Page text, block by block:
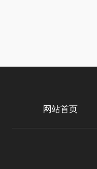
网站首页